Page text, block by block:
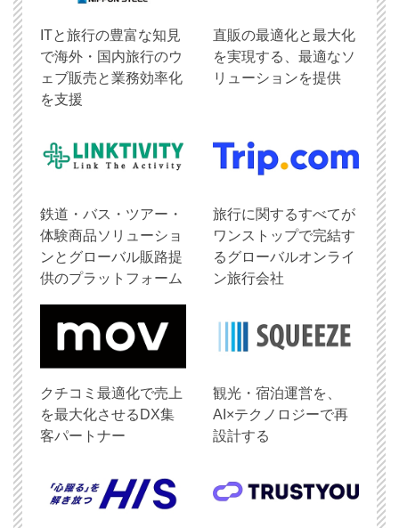
ITと旅行の豊富な知見
で海外・国内旅行のウ
ェブ販売と業務効率化
を支援
直販の最適化と最大化
を実現する、最適なソ
リューションを提供
鉄道・バス・ツアー・
体験商品ソリューショ
ンとグローバル販路提
供のプラットフォーム
旅行に関するすべてが
ワンストップで完結す
るグローバルオンライ
ン旅行会社
クチコミ最適化で売上
を最大化させるDX集
客パートナー
観光・宿泊運営を、
AI×テクノロジーで再
設計する